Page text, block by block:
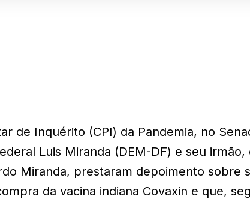
de Inquérito (CPI) da Pandemia, no
Luis Miranda (DEM-DF) e seu irmão,
Miranda, prestaram depoimento sobre
da vacina indiana Covaxin e que,